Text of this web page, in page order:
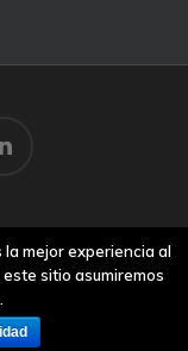
Mar.
mejor experiencia al
sitio asumiremos